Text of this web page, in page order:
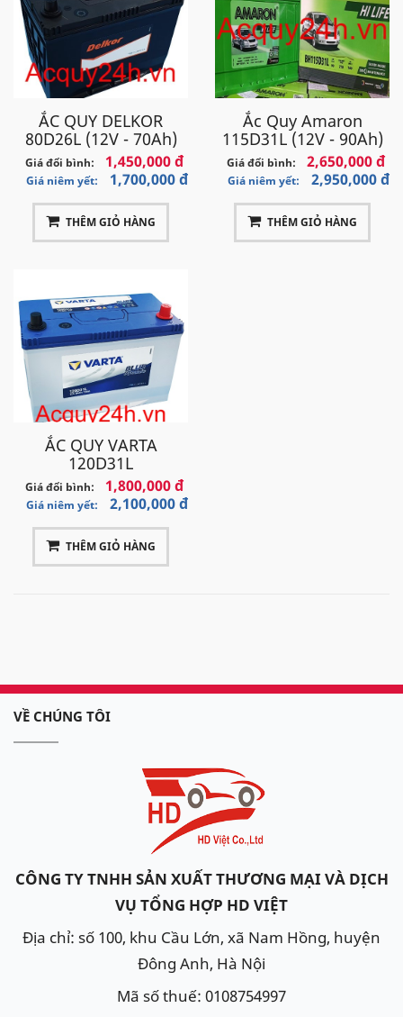
ẮC QUY DELKOR
80D26L (12V - 70Ah)
Giá đổi bình: 1,450,000 đ
Giá niêm yết: 1,700,000 đ
THÊM GIỎ HÀNG
Ắc Quy Amaron
115D31L (12V - 90Ah)
Giá đổi bình: 2,650,000 đ
Giá niêm yết: 2,950,000 đ
THÊM GIỎ HÀNG
ẮC QUY VARTA
120D31L
Giá đổi bình: 1,800,000 đ
Giá niêm yết: 2,100,000 đ
THÊM GIỎ HÀNG
VỀ CHÚNG TÔI
CÔNG TY TNHH SẢN XUẤT THƯƠNG MẠI VÀ DỊCH
VỤ TỔNG HỢP HD VIỆT
Địa chỉ: số 100, khu Cầu Lớn, xã Nam Hồng, huyện
Đông Anh, Hà Nội
Mã số thuế: 0108754997